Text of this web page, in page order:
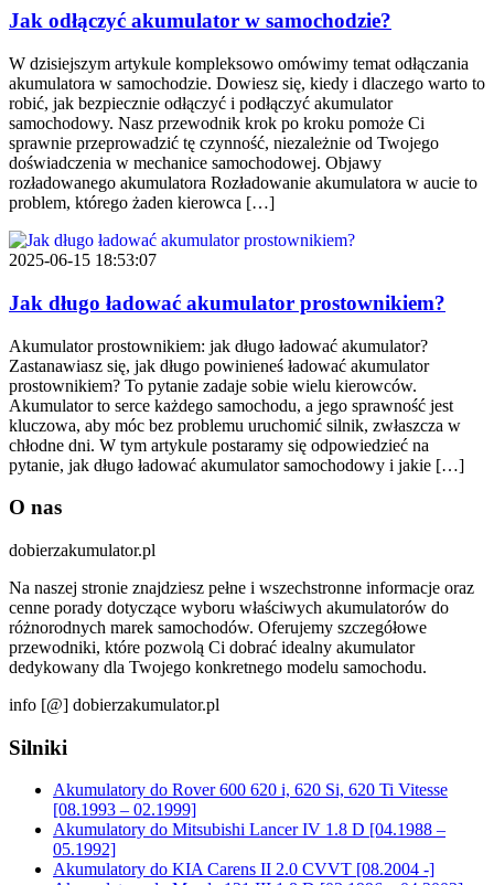
Jak odłączyć akumulator w samochodzie?
W dzisiejszym artykule kompleksowo omówimy temat odłączania
akumulatora w samochodzie. Dowiesz się, kiedy i dlaczego warto to
robić, jak bezpiecznie odłączyć i podłączyć akumulator
samochodowy. Nasz przewodnik krok po kroku pomoże Ci
sprawnie przeprowadzić tę czynność, niezależnie od Twojego
doświadczenia w mechanice samochodowej. Objawy
rozładowanego akumulatora Rozładowanie akumulatora w aucie to
problem, którego żaden kierowca […]
2025-06-15 18:53:07
Jak długo ładować akumulator prostownikiem?
Akumulator prostownikiem: jak długo ładować akumulator?
Zastanawiasz się, jak długo powinieneś ładować akumulator
prostownikiem? To pytanie zadaje sobie wielu kierowców.
Akumulator to serce każdego samochodu, a jego sprawność jest
kluczowa, aby móc bez problemu uruchomić silnik, zwłaszcza w
chłodne dni. W tym artykule postaramy się odpowiedzieć na
pytanie, jak długo ładować akumulator samochodowy i jakie […]
O nas
dobierzakumulator.pl
Na naszej stronie znajdziesz pełne i wszechstronne informacje oraz
cenne porady dotyczące wyboru właściwych akumulatorów do
różnorodnych marek samochodów. Oferujemy szczegółowe
przewodniki, które pozwolą Ci dobrać idealny akumulator
dedykowany dla Twojego konkretnego modelu samochodu.
info [@] dobierzakumulator.pl
Silniki
Akumulatory do Rover 600 620 i, 620 Si, 620 Ti Vitesse
[08.1993 – 02.1999]
Akumulatory do Mitsubishi Lancer IV 1.8 D [04.1988 –
05.1992]
Akumulatory do KIA Carens II 2.0 CVVT [08.2004 -]